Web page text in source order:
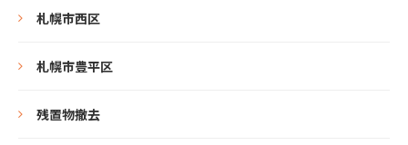
札幌市西区
札幌市豊平区
残置物撤去